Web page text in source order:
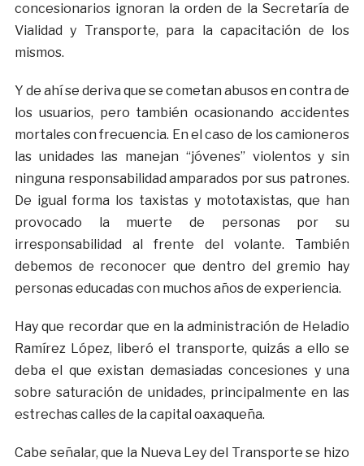
concesionarios ignoran la orden de la Secretaría de
Vialidad y Transporte, para la capacitación de los
mismos.
Y de ahí se deriva que se cometan abusos en contra de
los usuarios, pero también ocasionando accidentes
mortales con frecuencia. En el caso de los camioneros
las unidades las manejan “jóvenes” violentos y sin
ninguna responsabilidad amparados por sus patrones.
De igual forma los taxistas y mototaxistas, que han
provocado la muerte de personas por su
irresponsabilidad al frente del volante. También
debemos de reconocer que dentro del gremio hay
personas educadas con muchos años de experiencia.
Hay que recordar que en la administración de Heladio
Ramírez López, liberó el transporte, quizás a ello se
deba el que existan demasiadas concesiones y una
sobre saturación de unidades, principalmente en las
estrechas calles de la capital oaxaqueña.
Cabe señalar, que la Nueva Ley del Transporte se hizo